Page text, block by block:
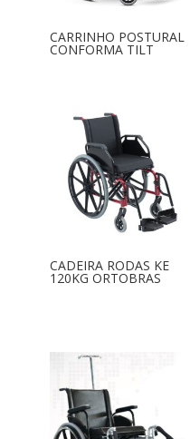
CARRINHO POSTURAL
CONFORMA TILT
CADEIRA RODAS KE
120KG ORTOBRAS